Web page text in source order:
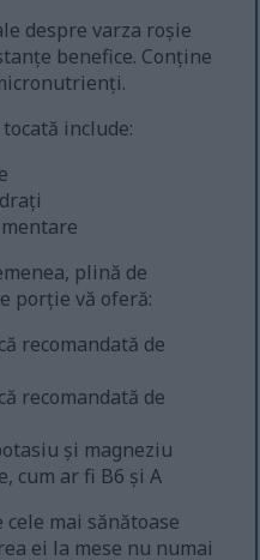
despre varza roșie
benefice. Conține
include:
plină de
porție vă oferă:
recomandată de
recomandată de
și magneziu
cum ar fi B6 și A
mai sănătoase
ei la mese nu numai